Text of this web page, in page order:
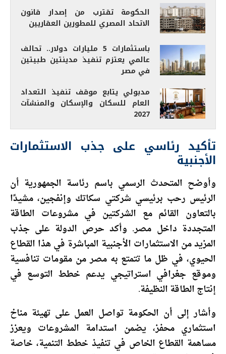
الحكومة تقترب من إصدار قانون
الاتحاد المصري للمطورين العقاريين
باستثمارات 5 مليارات دولار.. تحالف
عالمي يعتزم تنفيذ مدينتين طبيتين
في مصر
مدبولي يتابع موقف تنفيذ التعداد
العام للسكان والإسكان والمنشآت
2027
تأكيد رئاسي على جذب الاستثمارات
الأجنبية
وأوضح المتحدث الرسمي باسم رئاسة الجمهورية أن
الرئيس رحب برئيسي شركتي سكاتك وإنفجين، مشيدًا
بالتعاون القائم مع الشركتين في مشروعات الطاقة
المتجددة داخل مصر. وأكد حرص الدولة على جذب
المزيد من الاستثمارات الأجنبية المباشرة في هذا القطاع
الحيوي، في ظل ما تتمتع به مصر من مقومات تنافسية
وموقع جغرافي استراتيجي يدعم خطط التوسع في
إنتاج الطاقة النظيفة.
وأشار إلى أن الحكومة تواصل العمل على تهيئة مناخ
استثماري محفز، يضمن استدامة المشروعات ويعزز
مساهمة القطاع الخاص في تنفيذ خطط التنمية، خاصة